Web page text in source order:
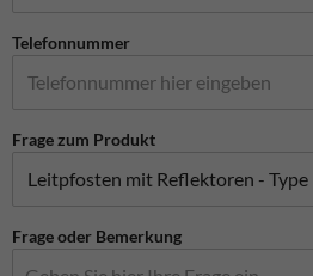
Telefonnummer
Frage zum Produkt
Frage oder Bemerkung